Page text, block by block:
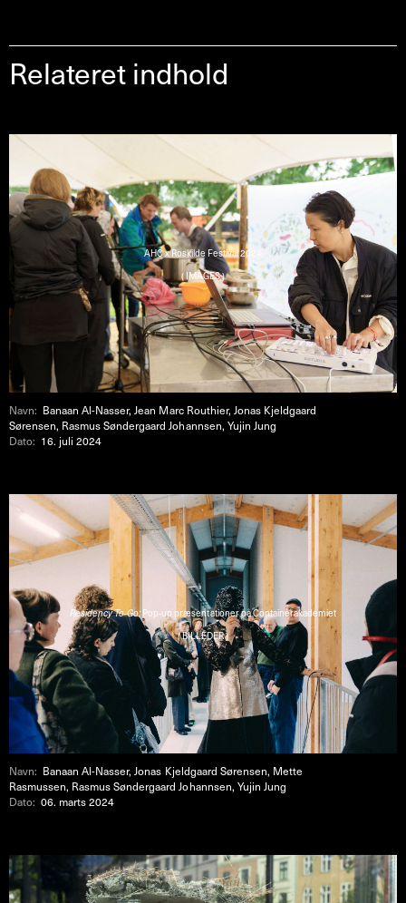
Relateret indhold
AHC x Roskilde Festival 2024
( IMAGES )
Navn: Banaan Al-Nasser, Jean Marc Routhier, Jonas Kjeldgaard
Sørensen, Rasmus Søndergaard Johannsen, Yujin Jung
Dato: 16. juli 2024
Residency To-Go: Pop-up præsentationer på Containerakademiet
( BILLEDER )
Navn: Banaan Al-Nasser, Jonas Kjeldgaard Sørensen, Mette
Rasmussen, Rasmus Søndergaard Johannsen, Yujin Jung
Dato:06. marts 2024